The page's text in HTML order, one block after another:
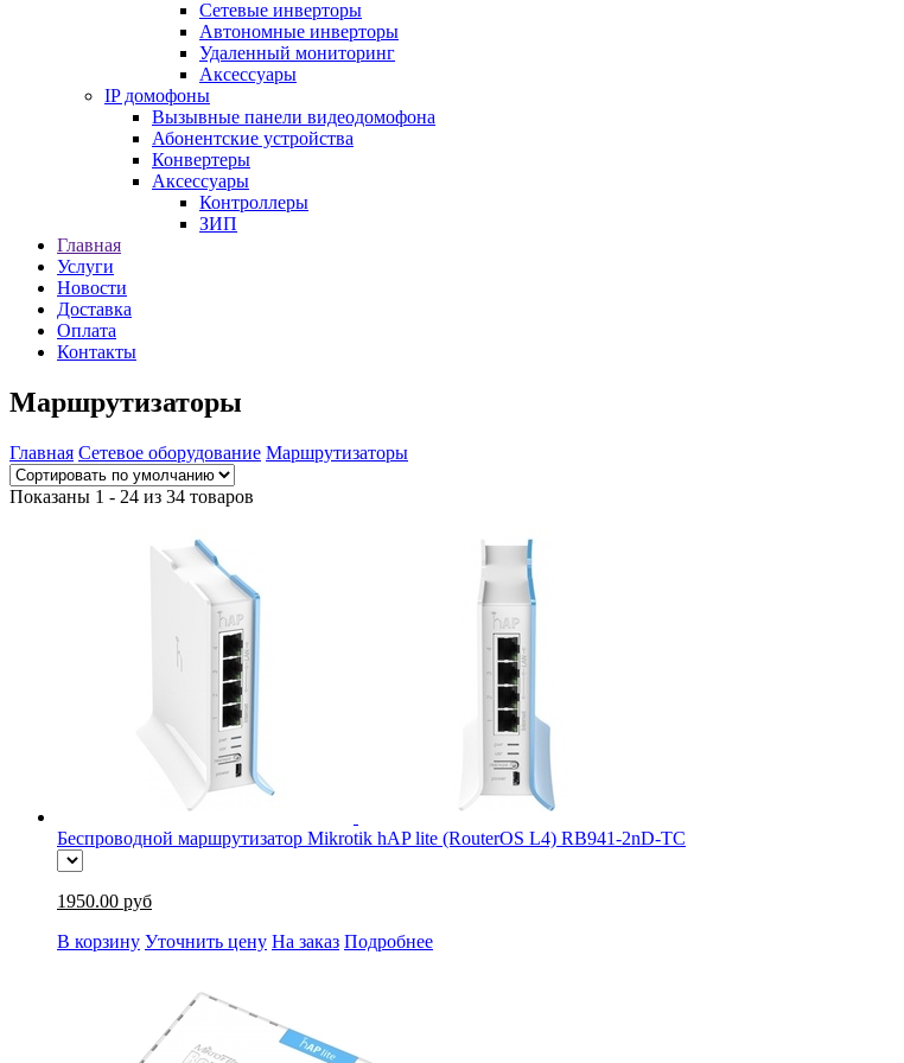
Сетевые инверторы
Автономные инверторы
Удаленный мониторинг
Аксессуары
IP домофоны
Вызывные панели видеодомофона
Абонентские устройства
Конвертеры
Аксессуары
Контроллеры
ЗИП
Главная
Услуги
Новости
Доставка
Оплата
Контакты
Маршрутизаторы
Главная Сетевое оборудование Маршрутизаторы
Показаны 1 - 24 из 34 товаров
Беспроводной маршрутизатор Mikrotik hAP lite (RouterOS L4) RB941-2nD-TC
1950.00 руб
В корзину Уточнить цену На заказ Подробнее